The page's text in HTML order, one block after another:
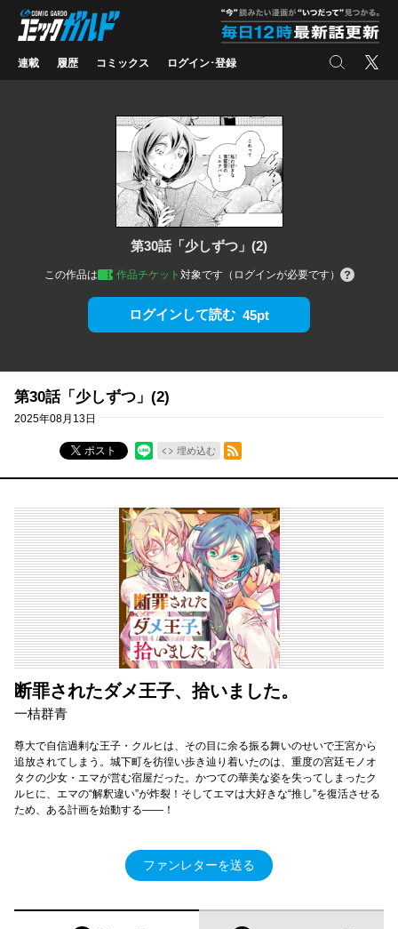
コミックガルド
連載 履歴 コミックス ログイン･登録 検索 X
第30話「少しずつ」(2)
この作品は 作品チケット 対象です（ログインが必要です）
ログインして読む 45pt
第30話「少しずつ」(2)
2025年08月13日
ポスト 埋め込む
RSSフィード
断罪されたダメ王子、拾いました。
一桔群青
尊大で自信過剰な王子・クルヒは、その目に余る振る舞いのせいで王宮から
追放されてしまう。城下町を彷徨い歩き辿り着いたのは、重度の宮廷モノオ
タクの少女・エマが営む宿屋だった。かつての華美な姿を失ってしまったク
ルヒに、エマの“解釈違い”が炸裂！そしてエマは大好きな“推し”を復活させる
ため、ある計画を始動する――！
ファンレターを送る